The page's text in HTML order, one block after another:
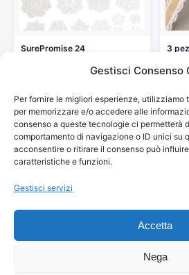
Gestisci Consenso
Per fornire le migliori esperienze,
per memorizzare e/o accedere alle
consenso a queste tecnologie ci permetterà
comportamento di navigazione o ID unici su
acconsentire o ritirare il consenso può
caratteristiche e funzioni.
Gestisci servizi
Accetta
Nega
SurePromise 24
Merletto Mini centrini 7…
Vedi storico
3
© 2026Arredamento Vintage, Retrò
Partecipante al Programma di Affiliazione
potrebbero variare. Verifica sempre il prezzo